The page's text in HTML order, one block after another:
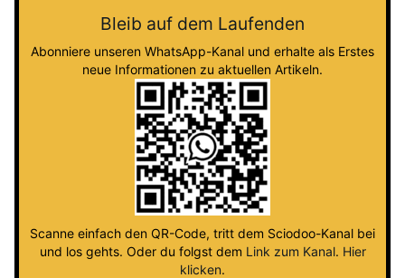
Bleib auf dem Laufenden
Abonniere unseren WhatsApp-Kanal und erhalte als Erstes
neue Informationen zu aktuellen Artikeln.
Scanne einfach den QR-Code, tritt dem Sciodoo-Kanal bei
und los gehts. Oder du folgst dem Link zum Kanal. Hier
klicken.